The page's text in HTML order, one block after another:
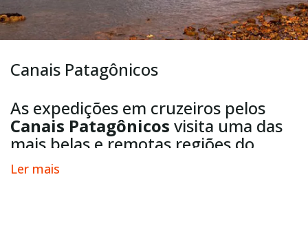
Canais Patagônicos
As expedições em cruzeiros pelos
Canais Patagônicos visita uma das
mais belas e remotas regiões do
mundo: os fiordes e canais da
do Fogo
Ler mais